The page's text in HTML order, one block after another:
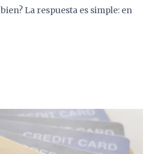
La respuesta es simple: en